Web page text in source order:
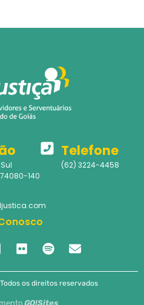
140
Telefone
(62) 3224-4458
os direitos reservados
GO!Sites